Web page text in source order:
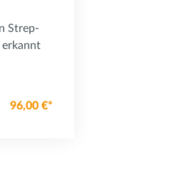
Strep-
erkannt
96,00 €*